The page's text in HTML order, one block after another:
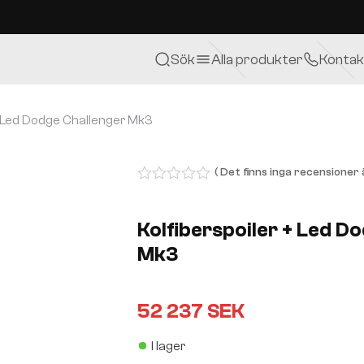
Sök Alla produkter
Dodge Challenger Mk3
of
5
( Det finns inga recensioner
Kolfiberspoiler + Led
Mk3
52 237 SEK
I lager